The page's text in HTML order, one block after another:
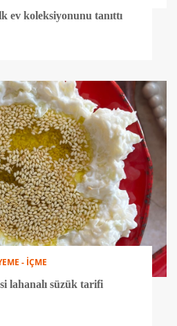
ev koleksiyonunu tanıttı
- İÇME
lahanalı süzük tarifi